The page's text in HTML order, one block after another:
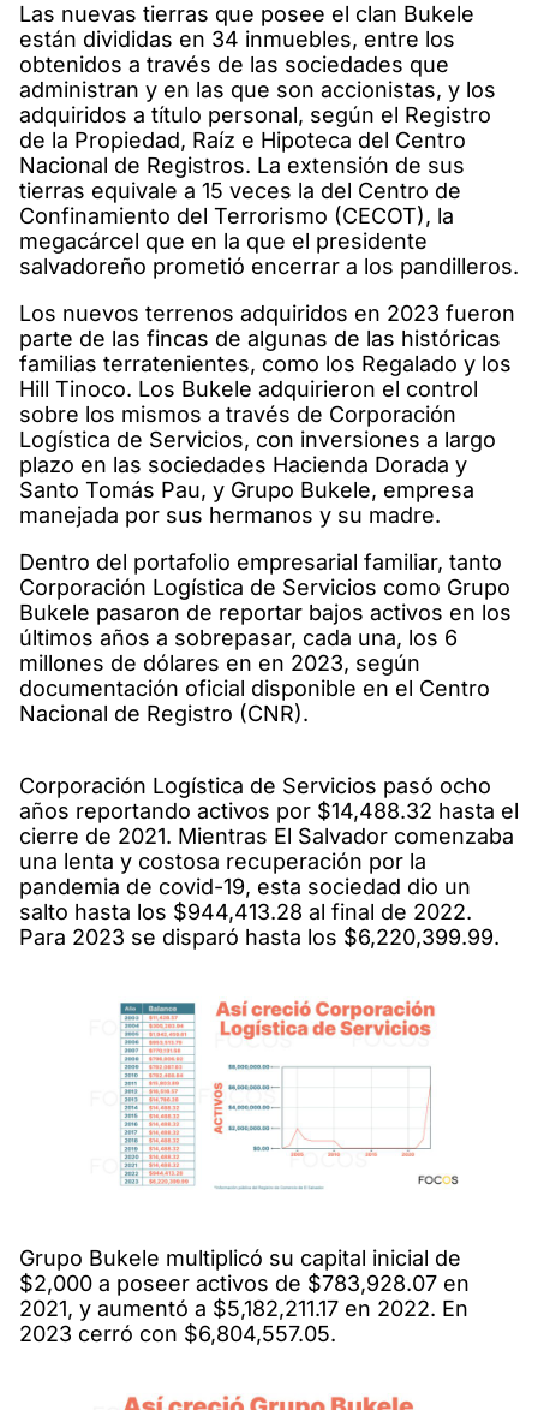
Las nuevas tierras que posee el clan Bukele
están divididas en 34 inmuebles, entre los
obtenidos a través de las sociedades que
administran y en las que son accionistas, y los
adquiridos a título personal, según el Registro
de la Propiedad, Raíz e Hipoteca del Centro
Nacional de Registros. La extensión de sus
tierras equivale a 15 veces la del Centro de
Confinamiento del Terrorismo (CECOT), la
megacárcel que en la que el presidente
salvadoreño prometió encerrar a los pandilleros.
Los nuevos terrenos adquiridos en 2023 fueron
parte de las fincas de algunas de las históricas
familias terratenientes, como los Regalado y los
Hill Tinoco. Los Bukele adquirieron el control
sobre los mismos a través de Corporación
Logística de Servicios, con inversiones a largo
plazo en las sociedades Hacienda Dorada y
Santo Tomás Pau, y Grupo Bukele, empresa
manejada por sus hermanos y su madre.
Dentro del portafolio empresarial familiar, tanto
Corporación Logística de Servicios como Grupo
Bukele pasaron de reportar bajos activos en los
últimos años a sobrepasar, cada una, los 6
millones de dólares en en 2023, según
documentación oficial disponible en el Centro
Nacional de Registro (CNR).
Corporación Logística de Servicios pasó ocho
años reportando activos por $14,488.32 hasta el
cierre de 2021. Mientras El Salvador comenzaba
una lenta y costosa recuperación por la
pandemia de covid-19, esta sociedad dio un
salto hasta los $944,413.28 al final de 2022.
Para 2023 se disparó hasta los $6,220,399.99.
Grupo Bukele multiplicó su capital inicial de
$2,000 a poseer activos de $783,928.07 en
2021, y aumentó a $5,182,211.17 en 2022. En
2023 cerró con $6,804,557.05.